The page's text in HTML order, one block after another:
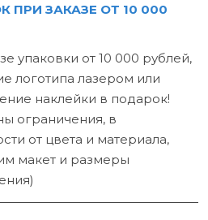
ПРИ ЗАКАЗЕ ОТ 10 000
упаковки от 10 000 рублей,
логотипа лазером или
наклейки в подарок!
ограничения, в
от цвета и материала,
макет и размеры